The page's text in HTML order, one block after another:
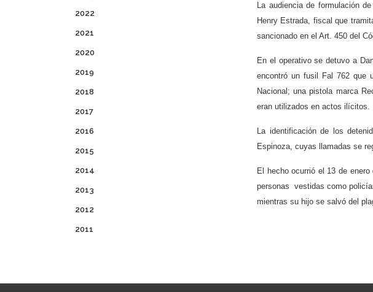
2022
2021
2020
2019
2018
2017
2016
2015
2014
2013
2012
2011
La audiencia de formulación
Henry Estrada, fiscal que
sancionado en el Art. 450 del
En el operativo se detuvo a
encontró un fusil Fal 762 que
Nacional; una pistola marca
eran utilizados en actos ilícitos.
La identificación de los
Espinoza, cuyas llamadas se
El hecho ocurrió el 13 de
personas vestidas como
mientras su hijo se salvó del